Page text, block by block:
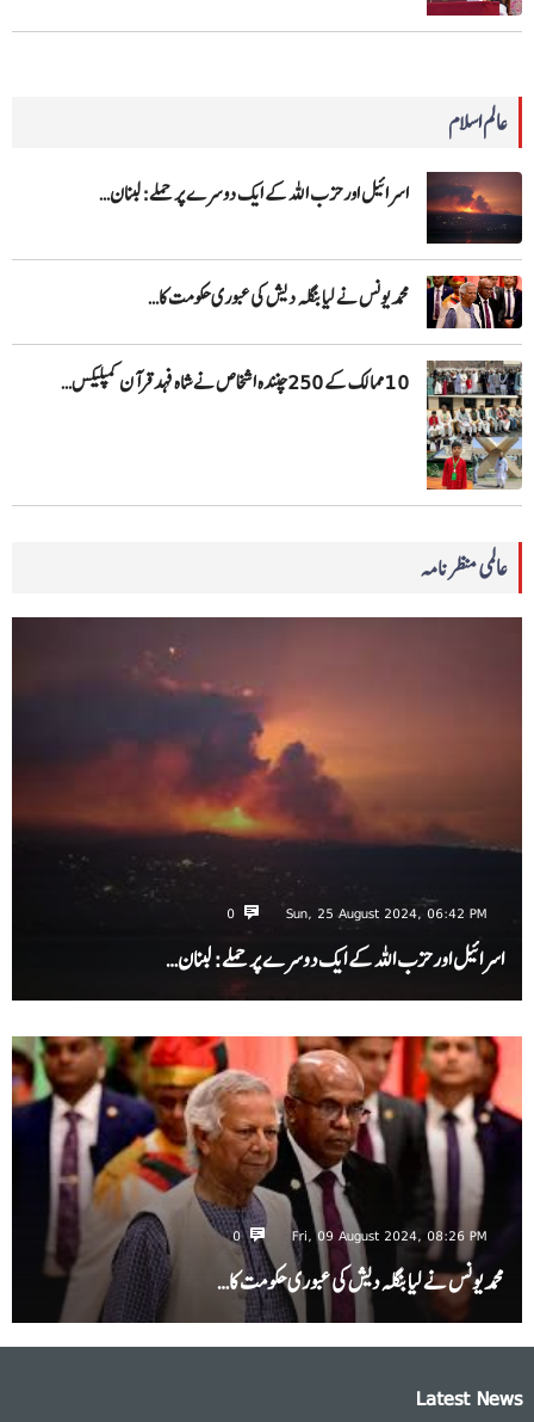
عالم اسلام
اسرائیل اور حزب اللہ کے ایک دوسرے پر حملے: لبنان…
محمد یونس نے لیا بنگلہ دیش کی عبوری حکومت کا…
10 ممالک کے 250چنندہ اشخاص نے شاہ فہد قرآن کمپلیکس…
عالمی منظرنامہ
Sun, 25 August 2024, 06:42 PM
0
اسرائیل اور حزب اللہ کے ایک دوسرے پر حملے: لبنان…
Fri, 09 August 2024, 08:26 PM
0
محمد یونس نے لیا بنگلہ دیش کی عبوری حکومت کا…
Latest News